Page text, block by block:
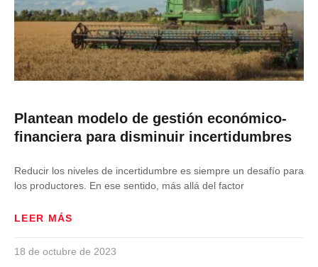
Plantean modelo de gestión económico-
financiera para disminuir incertidumbres
Reducir los niveles de incertidumbre es siempre un desafío para
los productores. En ese sentido, más allá del factor
LEER MÁS
18 de octubre de 2023